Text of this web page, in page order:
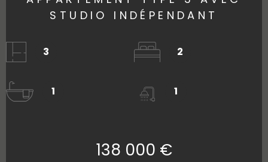
STUDIO INDÉPENDANT
3 2
1 1
138 000 €